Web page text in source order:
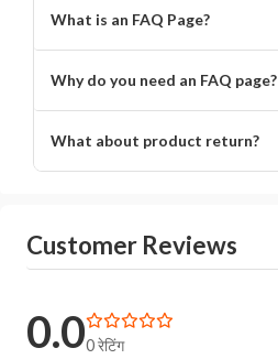
What is an FAQ Page?
Why do you need an FAQ page?
What about product return?
Customer Reviews
0.00 रेटिंग